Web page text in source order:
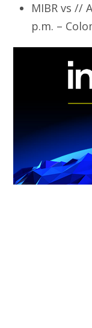
MIBR vs //
p.m. –